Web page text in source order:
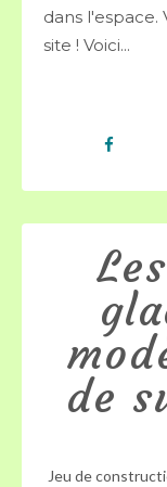
dans l'espace.
site ! Voici...
de
Jeu de